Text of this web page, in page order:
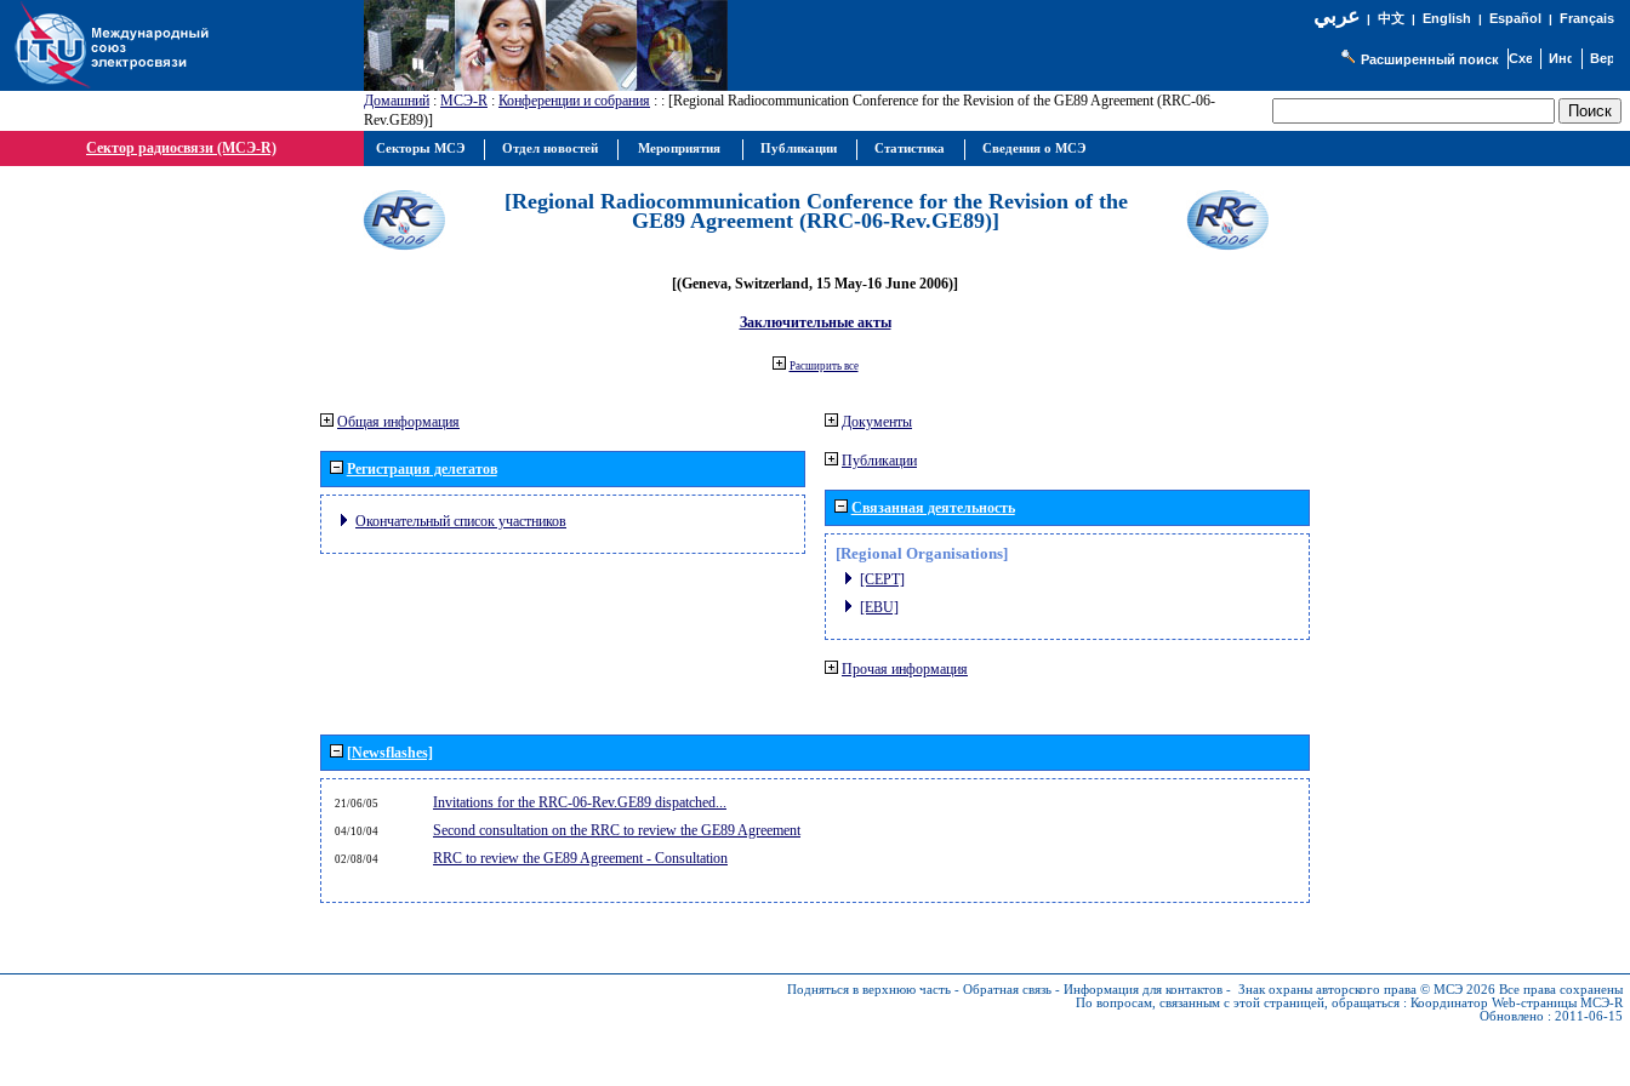
عربي| 中文| English | Español | Français
Расширенный поиск
Домашний : МСЭ-R : Конференции и собрания : : [Regional Radiocommunication Conference for the Revision of the GE89 Agreement (RRC-06-
Rev.GE89)]
Сектор радиосвязи (МСЭ-R)
[Regional Radiocommunication Conference for the Revision of the
GE89 Agreement (RRC-06-Rev.GE89)]
[(Geneva, Switzerland, 15 May-16 June 2006)]
Заключительные акты
Расширить все
Общая информация
Регистрация делегатов
Окончательный список участников
Документы
Публикации
Связанная деятельность
[Regional Organisations]
[CEPT]
[EBU]
Прочая информация
[Newsflashes]
21/06/05 Invitations for the RRC-06-Rev.GE89 dispatched...
04/10/04 Second consultation on the RRC to review the GE89 Agreement
02/08/04 RRC to review the GE89 Agreement - Consultation
Подняться в верхнюю часть - Обратная связь - Информация для контактов - Знак охраны авторского права © МСЭ 2026 Все права сохранены
По вопросам, связанным с этой страницей, обращаться : Координатор Web-страницы МСЭ-R
Обновлено : 2011-06-15
Секторы МСЭ Отдел новостей Мероприятия Публикации Статистика Сведения о МСЭ